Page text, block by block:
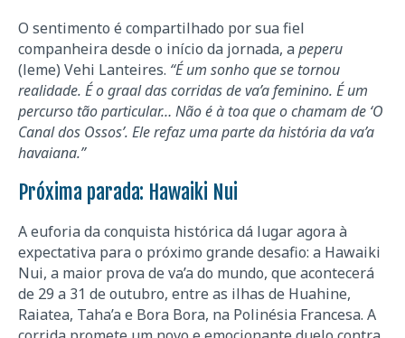
O sentimento é compartilhado por sua fiel
companheira desde o início da jornada, apeperu
(leme) Vehi Lanteires. “É um sonho que se tornou
realidade. É o graal das corridas de va’a feminino. É um
percurso tão particular… Não é à toa que o chamam de ‘O
Canal dos Ossos’. Ele refaz uma parte da história da va’a
havaiana.”
Próxima parada: Hawaiki Nui
A euforia da conquista histórica dá lugar agora à
expectativa para o próximo grande desafio: a Hawaiki
Nui, a maior prova de va’a do mundo, que acontecerá
de 29 a 31 de outubro, entre as ilhas de Huahine,
Raiatea, Taha’a e Bora Bora, na Polinésia Francesa. A